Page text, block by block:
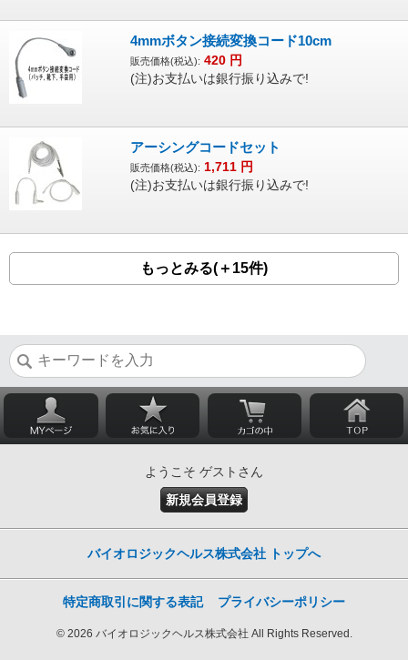
4mmボタン接続変換コード10cm
販売価格(税込): 420 円
(注)お支払いは銀行振り込みで!
アーシングコードセット
販売価格(税込): 1,711 円
(注)お支払いは銀行振り込みで!
もっとみる(＋15件)
ようこそ ゲストさん
新規会員登録
バイオロジックヘルス株式会社 トップへ
特定商取引に関する表記 プライバシーポリシー
© 2026 バイオロジックヘルス株式会社 All Rights Reserved.